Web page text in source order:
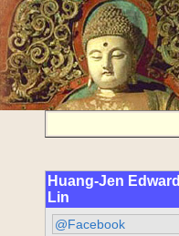
Huang-Jen Edward
Lin
@Facebook